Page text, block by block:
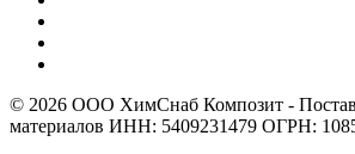
© 2026 ООО ХимСнаб Композит -
материалов ИНН: 5409231479 ОГРН: